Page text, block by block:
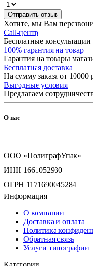
Отправить отзыв
Хотите, мы Вам
Call-центр
Бесплатные
100% гарантия на товар
Гарантия на товары
Бесплатная доставка
На сумму заказа от 10000
Выгодные условия
Предлагаем
О нас
ООО «ПолиграфУпак»
ИНН 1661052930
ОГРН 1171690045284
Информация
О компании
Доставка и оплата
Политика
Обратная связь
Услуги типографии